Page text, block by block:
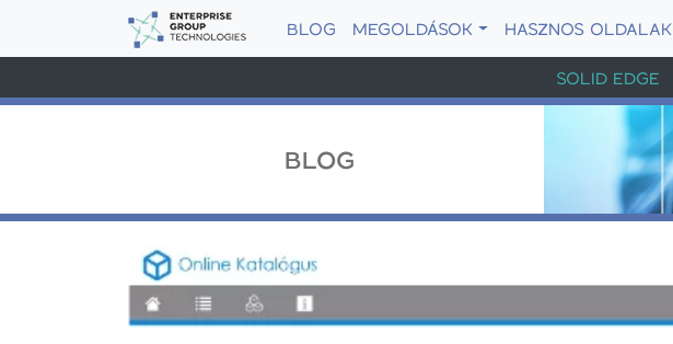
BLOG MEGOLDÁSOK HASZNOS OLDALAK
SOLID EDGE
BLOG